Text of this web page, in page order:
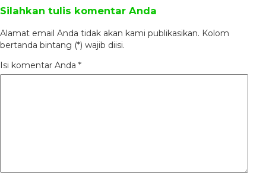
Silahkan tulis komentar Anda
Alamat email Anda tidak akan kami publikasikan. Kolom
bertanda bintang (*) wajib diisi.
Isi komentar Anda *